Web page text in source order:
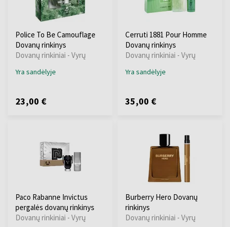
Police To Be Camouflage
Dovanų rinkinys
Dovanų rinkiniai - Vyrų
Yra sandėlyje
23,00 €
Cerruti 1881 Pour Homme
Dovanų rinkinys
Dovanų rinkiniai - Vyrų
Yra sandėlyje
35,00 €
Paco Rabanne Invictus
pergalės dovanų rinkinys
Dovanų rinkiniai - Vyrų
Burberry Hero Dovanų
rinkinys
Dovanų rinkiniai - Vyrų